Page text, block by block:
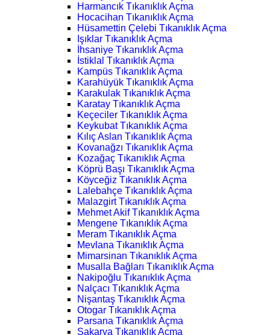
Harmancık Tıkanıklık Açma
Hocacihan Tıkanıklık Açma
Hüsamettin Çelebi Tıkanıklık Açma
Işıklar Tıkanıklık Açma
İhsaniye Tıkanıklık Açma
İstiklal Tıkanıklık Açma
Kampüs Tıkanıklık Açma
Karahüyük Tıkanıklık Açma
Karakulak Tıkanıklık Açma
Karatay Tıkanıklık Açma
Keçeciler Tıkanıklık Açma
Keykubat Tıkanıklık Açma
Kılıç Aslan Tıkanıklık Açma
Kovanağzı Tıkanıklık Açma
Kozağaç Tıkanıklık Açma
Köprü Başı Tıkanıklık Açma
Köyceğiz Tıkanıklık Açma
Lalebahçe Tıkanıklık Açma
Malazgirt Tıkanıklık Açma
Mehmet Akif Tıkanıklık Açma
Mengene Tıkanıklık Açma
Meram Tıkanıklık Açma
Mevlana Tıkanıklık Açma
Mimarsinan Tıkanıklık Açma
Musalla Bağları Tıkanıklık Açma
Nakipoğlu Tıkanıklık Açma
Nalçacı Tıkanıklık Açma
Nişantaş Tıkanıklık Açma
Otogar Tıkanıklık Açma
Parsana Tıkanıklık Açma
Sakarya Tıkanıklık Açma